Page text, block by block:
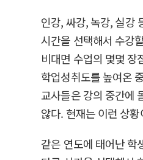
인강, 싸강, 녹강, 실강
시간을 선택해서 수강
비대면 수업의 몇몇
학업성취도를 높여온
교사들은 강의 중간에
않다. 현재는 이런 상
같은 연도에 태어난 학